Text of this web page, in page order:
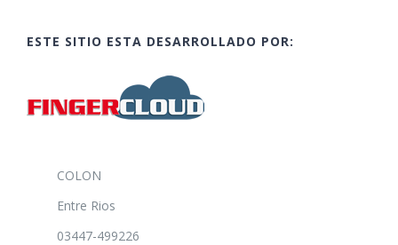
ESTE SITIO ESTA DESARROLLADO POR:
COLON
Entre Rios
03447-499226